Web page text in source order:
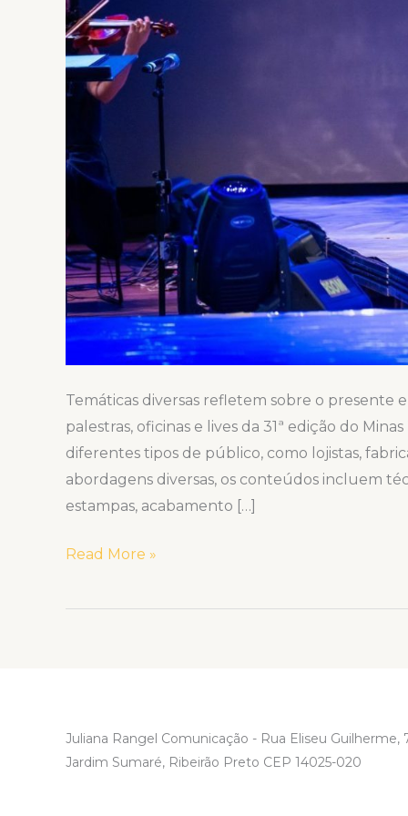
Temáticas diversas refletem sobre o presente
palestras, oficinas e lives da 31ª edição do
diferentes tipos de público, como lojistas,
abordagens diversas, os conteúdos incluem
estampas, acabamento […]
Read More »
Juliana Rangel Comunicação - Rua Eliseu Guilherme,
Jardim Sumaré, Ribeirão Preto CEP 14025-020